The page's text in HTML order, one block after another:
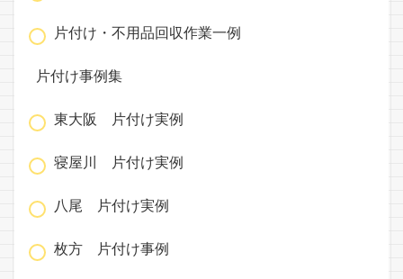
片付け・不用品回収作業一例
片付け事例集
東大阪 片付け実例
寝屋川 片付け実例
八尾 片付け実例
枚方 片付け事例